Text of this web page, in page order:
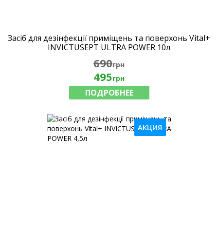
Засіб для дезінфекції приміщень та поверхонь Vital+
INVICTUSEPT ULTRA POWER 10л
690грн
495грн
ПОДРОБНЕЕ
АКЦИЯ